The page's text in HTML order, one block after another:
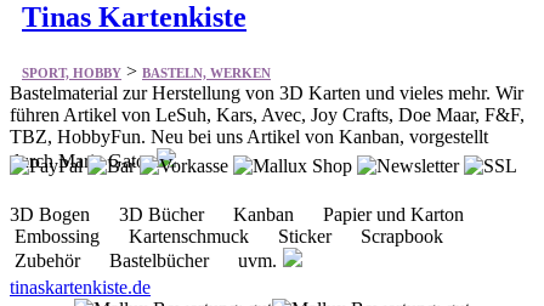
Tinas Kartenkiste
SPORT, HOBBY > BASTELN, WERKEN
Bastelmaterial zur Herstellung von 3D Karten und vieles mehr. Wir
führen Artikel von LeSuh, Kars, Avec, Joy Crafts, Doe Maar, F&F,
TBZ, HobbyFun. Neu bei uns Artikel von Kanban, vorgestellt
durch Maria Gato
3D Bogen 3D Bücher Kanban Papier und Karton
Embossing Kartenschmuck Sticker Scrapbook
Zubehör Bastelbücher uvm.
tinaskartenkiste.de